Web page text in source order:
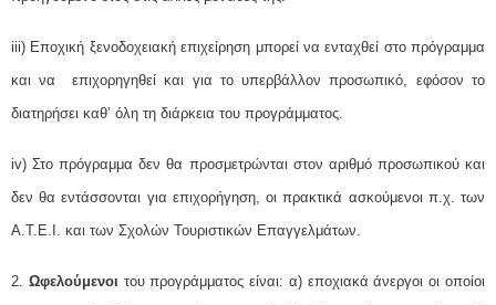
iii) Εποχική ξενοδοχειακή επιχείρηση μπορεί να ενταχθεί στο πρόγραμμα
και να επιχορηγηθεί και για το υπερβάλλον προσωπικό, εφόσον το
διατηρήσει καθ’ όλη τη διάρκεια του προγράμματος.
iv) Στο πρόγραμμα δεν θα προσμετρώνται στον αριθμό προσωπικού και
δεν θα εντάσσονται για επιχορήγηση, οι πρακτικά ασκούμενοι π.χ. των
Α.Τ.Ε.Ι. και των Σχολών Τουριστικών Επαγγελμάτων.
2. Ωφελούμενοι του προγράμματος είναι: α) εποχιακά άνεργοι οι οποίοι